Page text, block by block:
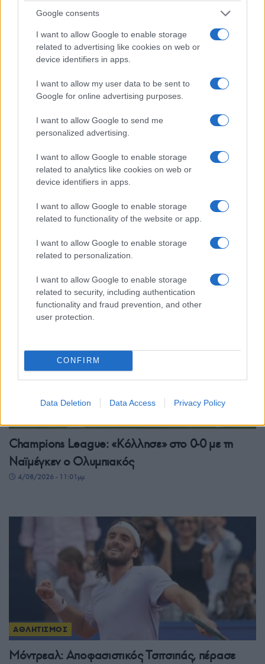
Google consents
I want to allow Google to enable storage
related to advertising like cookies on web or
device identifiers in apps.
I want to allow my user data to be sent to
Google for online advertising purposes.
I want to allow Google to send me
personalized advertising.
I want to allow Google to enable storage
related to analytics like cookies on web or
device identifiers in apps.
I want to allow Google to enable storage
related to functionality of the website or app.
I want to allow Google to enable storage
related to personalization.
I want to allow Google to enable storage
related to security, including authentication
functionality and fraud prevention, and other
user protection.
CONFIRM
Data Deletion Data Access Privacy Policy
Αποκλεισμός για τον Τσιτσιπά στον δεύτερο γύρο
του Μόντρεαλ
ΑΘΛΗΤΙΣΜΟΣ
μετάλλια για την Ελλάδα
Champions League: «Κόλλησε» στο 0-0 με τη
Ναϊμέγκεν ο Ολυμπιακός
4/08/2026 - 11:01μμ
ΑΘΛΗΤΙΣΜΟΣ
Μόντρεαλ: Αποφασιστικός Τσιτσιπάς, πέρασε